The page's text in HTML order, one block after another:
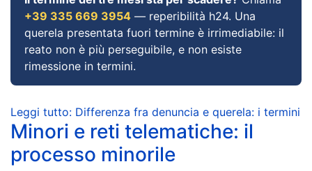
+39 335 669 3954 — reperibilità h24. Una
querela presentata fuori termine è irrimediabile: il
reato non è più perseguibile, e non esiste
rimessione in termini.
Leggi tutto: Differenza fra denuncia e querela: i termini
Minori e reti telematiche: il
processo minorile